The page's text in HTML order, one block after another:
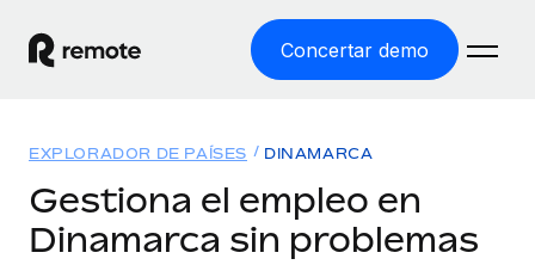
Concertar demo
EMPLEO GLOBAL
Soluciones
EXPLORADOR DE PAÍSES DINAMARCA
Gestiona el empleo en
Dinamarca sin problemas